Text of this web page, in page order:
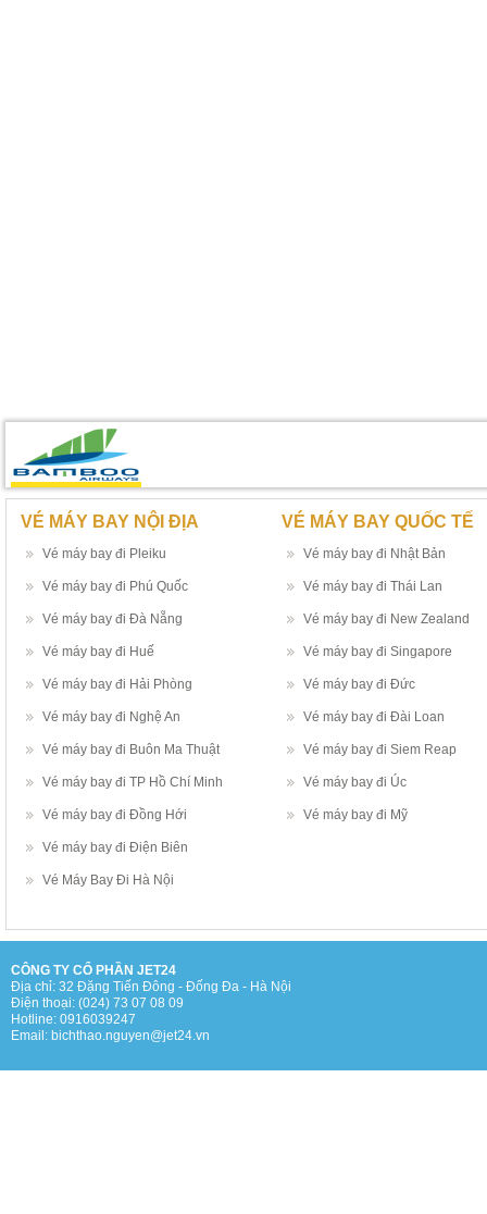
VÉ MÁY BAY NỘI ĐỊA
Vé máy bay đi Pleiku
Vé máy bay đi Phú Quốc
Vé máy bay đi Đà Nẵng
Vé máy bay đi Huế
Vé máy bay đi Hải Phòng
Vé máy bay đi Nghệ An
Vé máy bay đi Buôn Ma Thuật
Vé máy bay đi TP Hồ Chí Minh
Vé máy bay đi Đồng Hới
Vé máy bay đi Điện Biên
Vé Máy Bay Đi Hà Nội
VÉ MÁY BAY QUỐC TẾ
Vé máy bay đi Nhật Bản
Vé máy bay đi Thái Lan
Vé máy bay đi New Zealand
Vé máy bay đi Singapore
Vé máy bay đi Đức
Vé máy bay đi Đài Loan
Vé máy bay đi Siem Reap
Vé máy bay đi Úc
Vé máy bay đi Mỹ
CÔNG TY CỔ PHẦN JET24
Địa chỉ: 32 Đặng Tiến Đông - Đống Đa - Hà Nội
Điện thoại: (024) 73 07 08 09
Hotline: 0916039247
Email: bichthao.nguyen@jet24.vn